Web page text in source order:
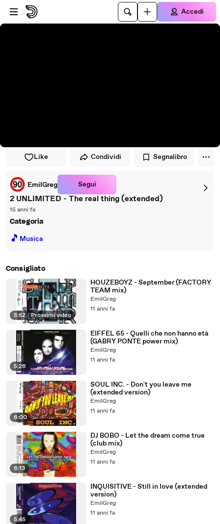
Vai al lettore
Passa al contenuto principale
Accedi
Like Condividi Segnalibro
EmilGreg Segui
2 UNLIMITED - The real thing (extended)
15 anni fa
Categoria
🎵 Musica
Consigliato
5:52 | Prossimi video
HOUZEBOYZ - September (FACTORY
TEAM mix)
EmilGreg
11 anni fa
5:26
EIFFEL 65 - Quelli che non hanno età
(GABRY PONTE power mix)
EmilGreg
11 anni fa
6:00
SOUL INC. - Don't you leave me
(extended version)
EmilGreg
11 anni fa
6:13
DJ BOBO - Let the dream come true
(club mix)
EmilGreg
11 anni fa
5:45
INQUISITIVE - Still in love (extended
version)
EmilGreg
11 anni fa